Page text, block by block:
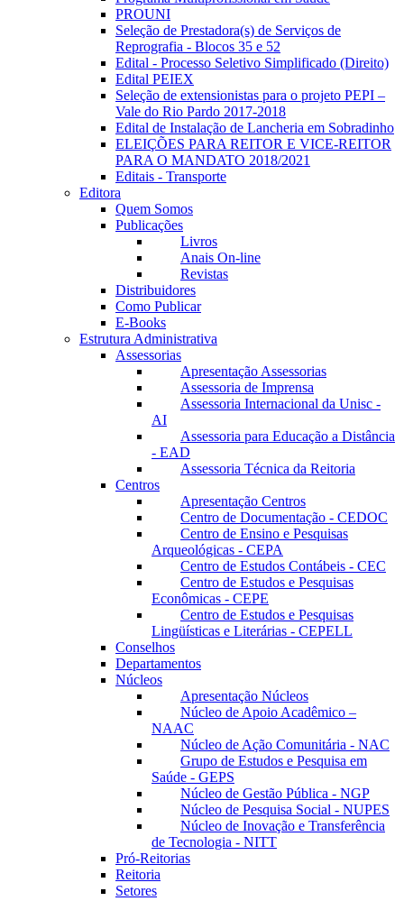
PROUNI
Seleção de Prestadora(s) de Serviços de
Reprografia - Blocos 35 e 52
Edital - Processo Seletivo Simplificado (Direito)
Edital PEIEX
Seleção de extensionistas para o projeto PEPI –
Vale do Rio Pardo 2017-2018
Edital de Instalação de Lancheria em Sobradinho
ELEIÇÕES PARA REITOR E VICE-REITOR
PARA O MANDATO 2018/2021
Editais - Transporte
Editora
Quem Somos
Publicações
Livros
Anais On-line
Revistas
Distribuidores
Como Publicar
E-Books
Estrutura Administrativa
Assessorias
Apresentação Assessorias
Assessoria de Imprensa
Assessoria Internacional da Unisc -
AI
Assessoria para Educação a Distância
- EAD
Assessoria Técnica da Reitoria
Centros
Apresentação Centros
Centro de Documentação - CEDOC
Centro de Ensino e Pesquisas
Arqueológicas - CEPA
Centro de Estudos Contábeis - CEC
Centro de Estudos e Pesquisas
Econômicas - CEPE
Centro de Estudos e Pesquisas
Lingüísticas e Literárias - CEPELL
Conselhos
Departamentos
Núcleos
Apresentação Núcleos
Núcleo de Apoio Acadêmico –
NAAC
Núcleo de Ação Comunitária - NAC
Grupo de Estudos e Pesquisa em
Saúde - GEPS
Núcleo de Gestão Pública - NGP
Núcleo de Pesquisa Social - NUPES
Núcleo de Inovação e Transferência
de Tecnologia - NITT
Pró-Reitorias
Reitoria
Setores